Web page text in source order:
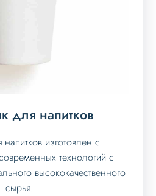
для напитков
изготовлен с
технологий с
высококачественного
сырья.